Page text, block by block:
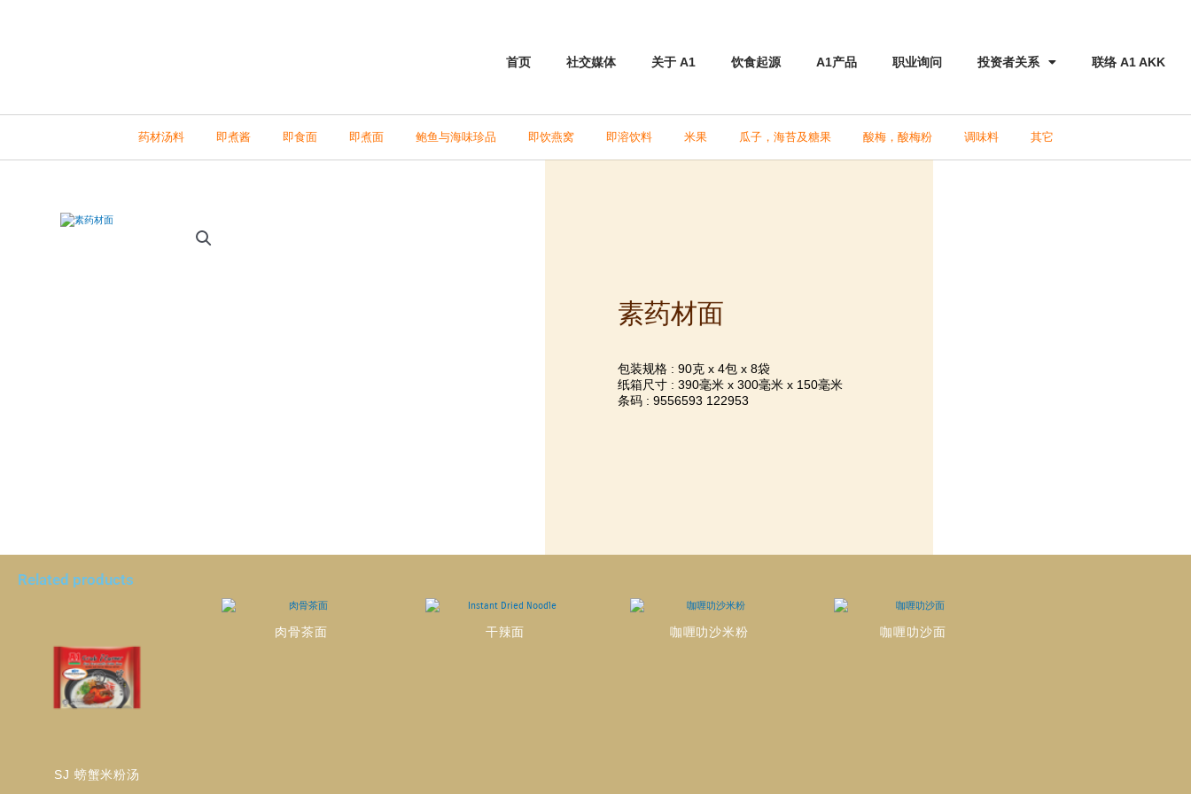
首页 社交媒体 关于 A1 饮食起源 A1产品 职业询问 投资者关系 联络 A1 AKK
药材汤料 即煮酱 即食面 即煮面 鲍鱼与海味珍品 即饮燕窝 即溶饮料 米果 瓜子，海苔及糖果 酸梅，酸梅粉 调味料 其它
素药材面
包装规格 : 90克 x 4包 x 8袋
纸箱尺寸 : 390毫米 x 300毫米 x 150毫米
条码 : 9556593 122953
Related products
SJ 螃蟹米粉汤
肉骨茶面 干辣面 咖喱叻沙米粉 咖喱叻沙面